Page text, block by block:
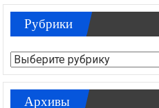
Рубрики
Рубрики